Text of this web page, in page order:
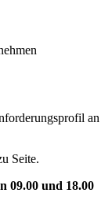
an
Seite.
09.00 und 18.00